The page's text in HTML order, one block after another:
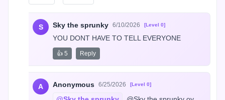
S Sky the sprunky 6/10/2026 [Level 0]
YOU DONT HAVE TO TELL EVERYONE
👍 5 Reply
A Anonymous 6/25/2026 [Level 0]